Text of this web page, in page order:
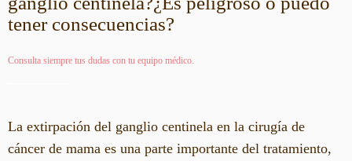
tener consecuencias?
Consulta siempre tus dudas con tu equipo médico.
La extirpación del ganglio centinela en la cirugía de
cáncer de mama es una parte importante del tratamiento,